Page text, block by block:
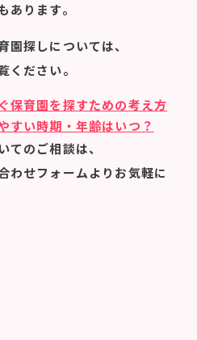
あります。
園探しについては、
ください。
保育園を探すための考え方
すい時期・年齢はいつ？
てのご相談は、
わせフォームよりお気軽に